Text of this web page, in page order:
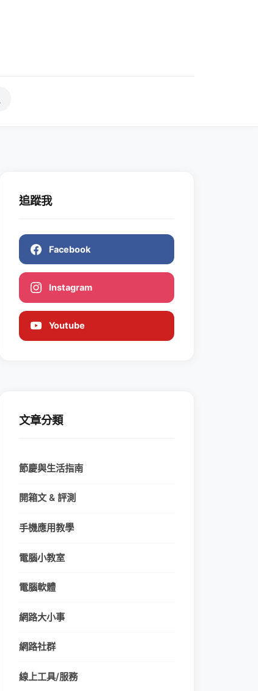
追蹤我
Facebook
Instagram
Youtube
文章分類
節慶與生活指南
開箱文 & 評測
手機應用教學
電腦小教室
電腦軟體
網路大小事
網路社群
線上工具/服務